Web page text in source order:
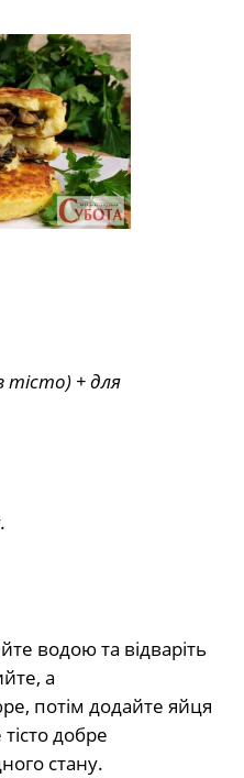
тісто) + для
водою та відваріть
а
потім додайте яйця
добре
стану.